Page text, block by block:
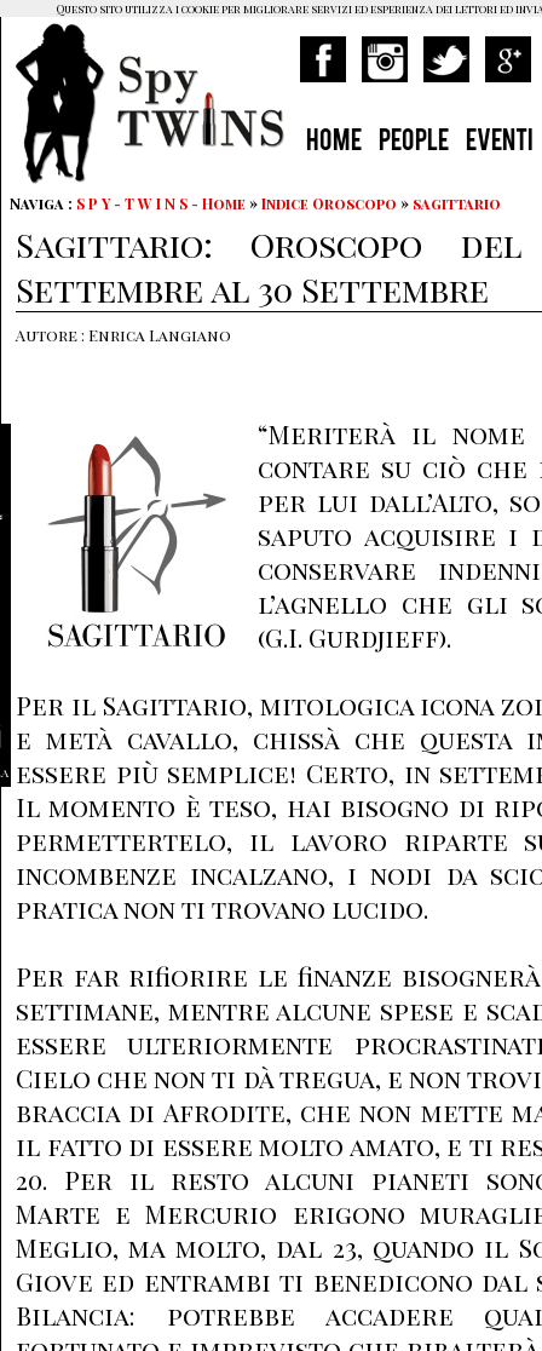
HOME PEOPLE EVENTI
Naviga : S P Y - T W I N S - Home »Indice Oroscopo » sagittario
Sagittario: Oroscopo
Settembre al 30 Settembre
Autore : Enrica Langiano
“Meriterà il
contare su ciò
per lui dall’Alto,
saputo acquisire i
conservare
l’agnello che gli
(G.I. Gurdjieff).
Per il Sagittario, mitologica icona
e metà cavallo, chissà che questa
essere più semplice! Certo, in
Il momento è teso, hai bisogno di
permettertelo, il lavoro riparte
incombenze incalzano, i nodi da
pratica non ti trovano lucido.
Per far rifiorire le finanze
settimane, mentre alcune spese e
essere ulteriormente
Cielo che non ti dà tregua, e non
braccia di Afrodite, che non mette
il fatto di essere molto amato, e ti
20. Per il resto alcuni pianeti
Marte e Mercurio erigono
Meglio, ma molto, dal 23, quando il
Giove ed entrambi ti benedicono dal
Bilancia: potrebbe accadere
Questo sito utilizza i cookie per migliorare servizi ed esperienza dei lettori ed